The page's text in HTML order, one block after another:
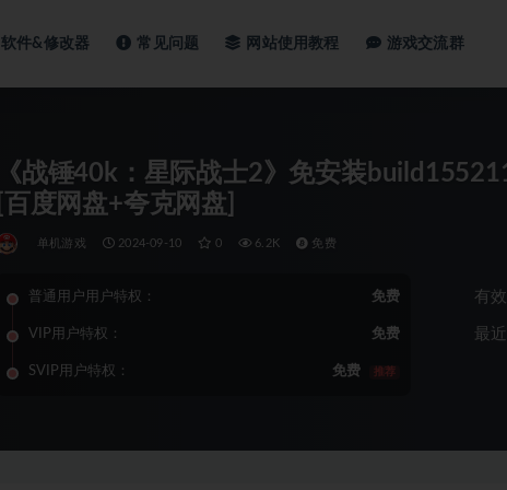
软件&修改器 常见问题 网站使用教程 游戏交流群
《战锤40k：星际战士2》免安装
[百度网盘+夸克网盘]
单机游戏 2024-09-10 0 6.2K 免费
普通用户用户特权： 免费
VIP用户特权： 免费
SVIP用户特权： 免费 推荐
有
最